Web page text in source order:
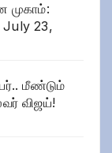
முகாம்:
July 23,
மீண்டும்
விஜய்!